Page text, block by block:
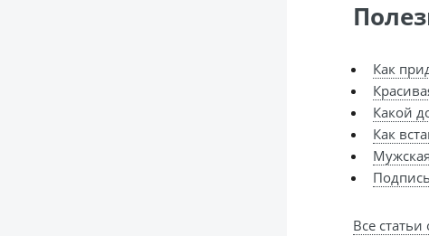
Как
Какой
Как
Все